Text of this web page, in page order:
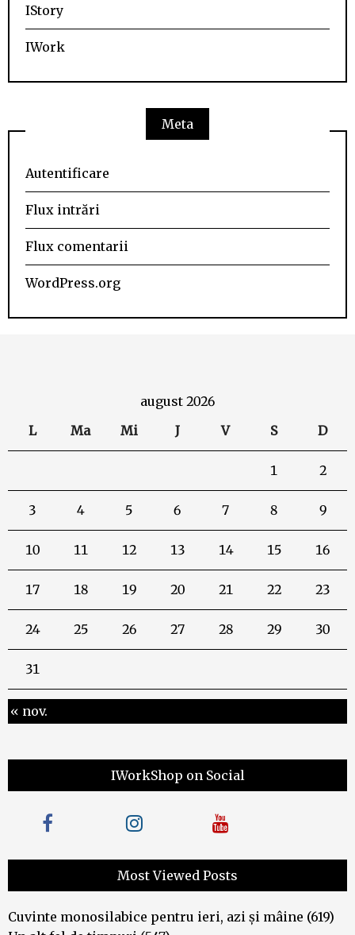
IStory
IWork
Meta
Autentificare
Flux intrări
Flux comentarii
WordPress.org
august 2026
L
Ma Mi J V S D
1 2
3 4 5 6 7 8 9
10 11 12 13 14 15 16
17 18 19 20 21 22 23
24 25 26 27 28 29 30
31
« nov.
IWorkShop on Social
Most Viewed Posts
Cuvinte monosilabice pentru ieri, azi și mâine (619)